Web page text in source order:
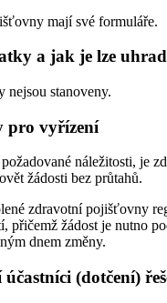
mají své formuláře.
a jak je lze
nejsou stanoveny.
pro vyřízení
náležitosti, je
žádosti bez průtahů.
zdravotní pojišťovny
přičemž žádost je nutno
dnem změny.
(dotčení)